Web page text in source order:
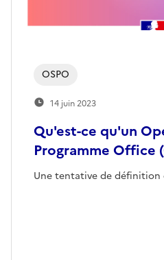
Qu'est-ce qu'un
Programme Office
Une tentative de définition
OSPO
14 juin 2023